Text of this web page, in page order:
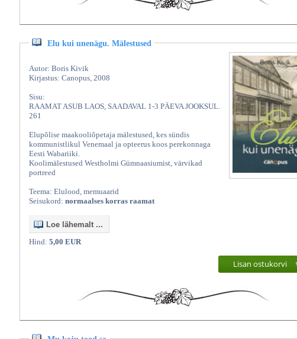
Elu kui unenägu. Mälestused
Autor: Boris Kivik
Kirjastus: Canopus, 2008
Sisu:
RAAMAT ASUB LAOS, SAADAVAL 1-3 PÄEVA JOOKSUL.
261
Elupõlise maakooliõpetaja mälestused, kes sündis
kommunistlikul Venemaal ja opteerus koos perekonnaga
Eesti Wabariiki.
Koolimälestused Westholmi Gümnaasiumist, värvikad
portreed
Teema: Elulood, memuaarid
Seisukord: normaalses korras raamat
Loe lähemalt ...
Hind: 5,00 EUR
Lisan ostukorvi